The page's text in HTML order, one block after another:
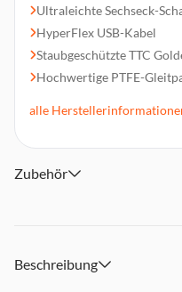
Ultraleichte Sechseck-
HyperFlex USB-Kabel
Staubgeschützte TTC
Hochwertige PTFE-
alle
Zubehör
Beschreibung